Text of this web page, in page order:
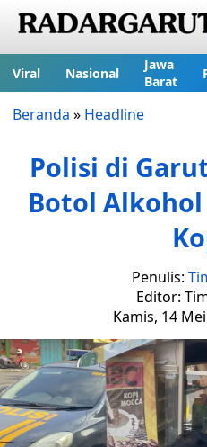
Viral Nasional
Jawa
Barat
Beranda » Headline
Polisi di
Botol
Penulis:
Editor:
Kamis, 14